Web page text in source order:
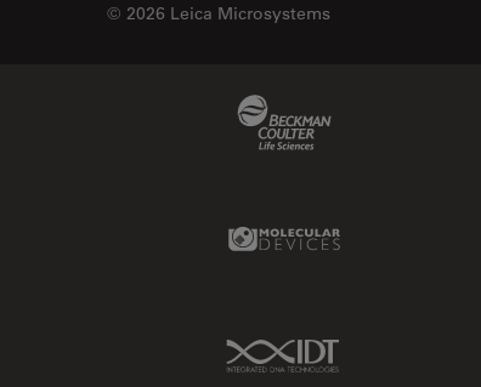
© 2026 Leica Microsystems
Molecular Devices Link
IDT Link